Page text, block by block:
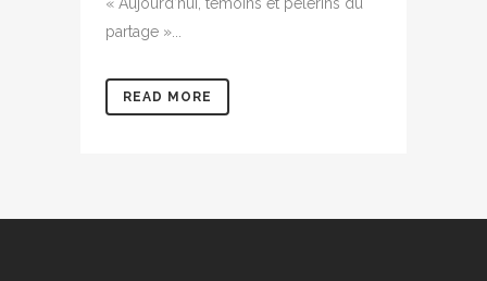
partage »...
READ MORE